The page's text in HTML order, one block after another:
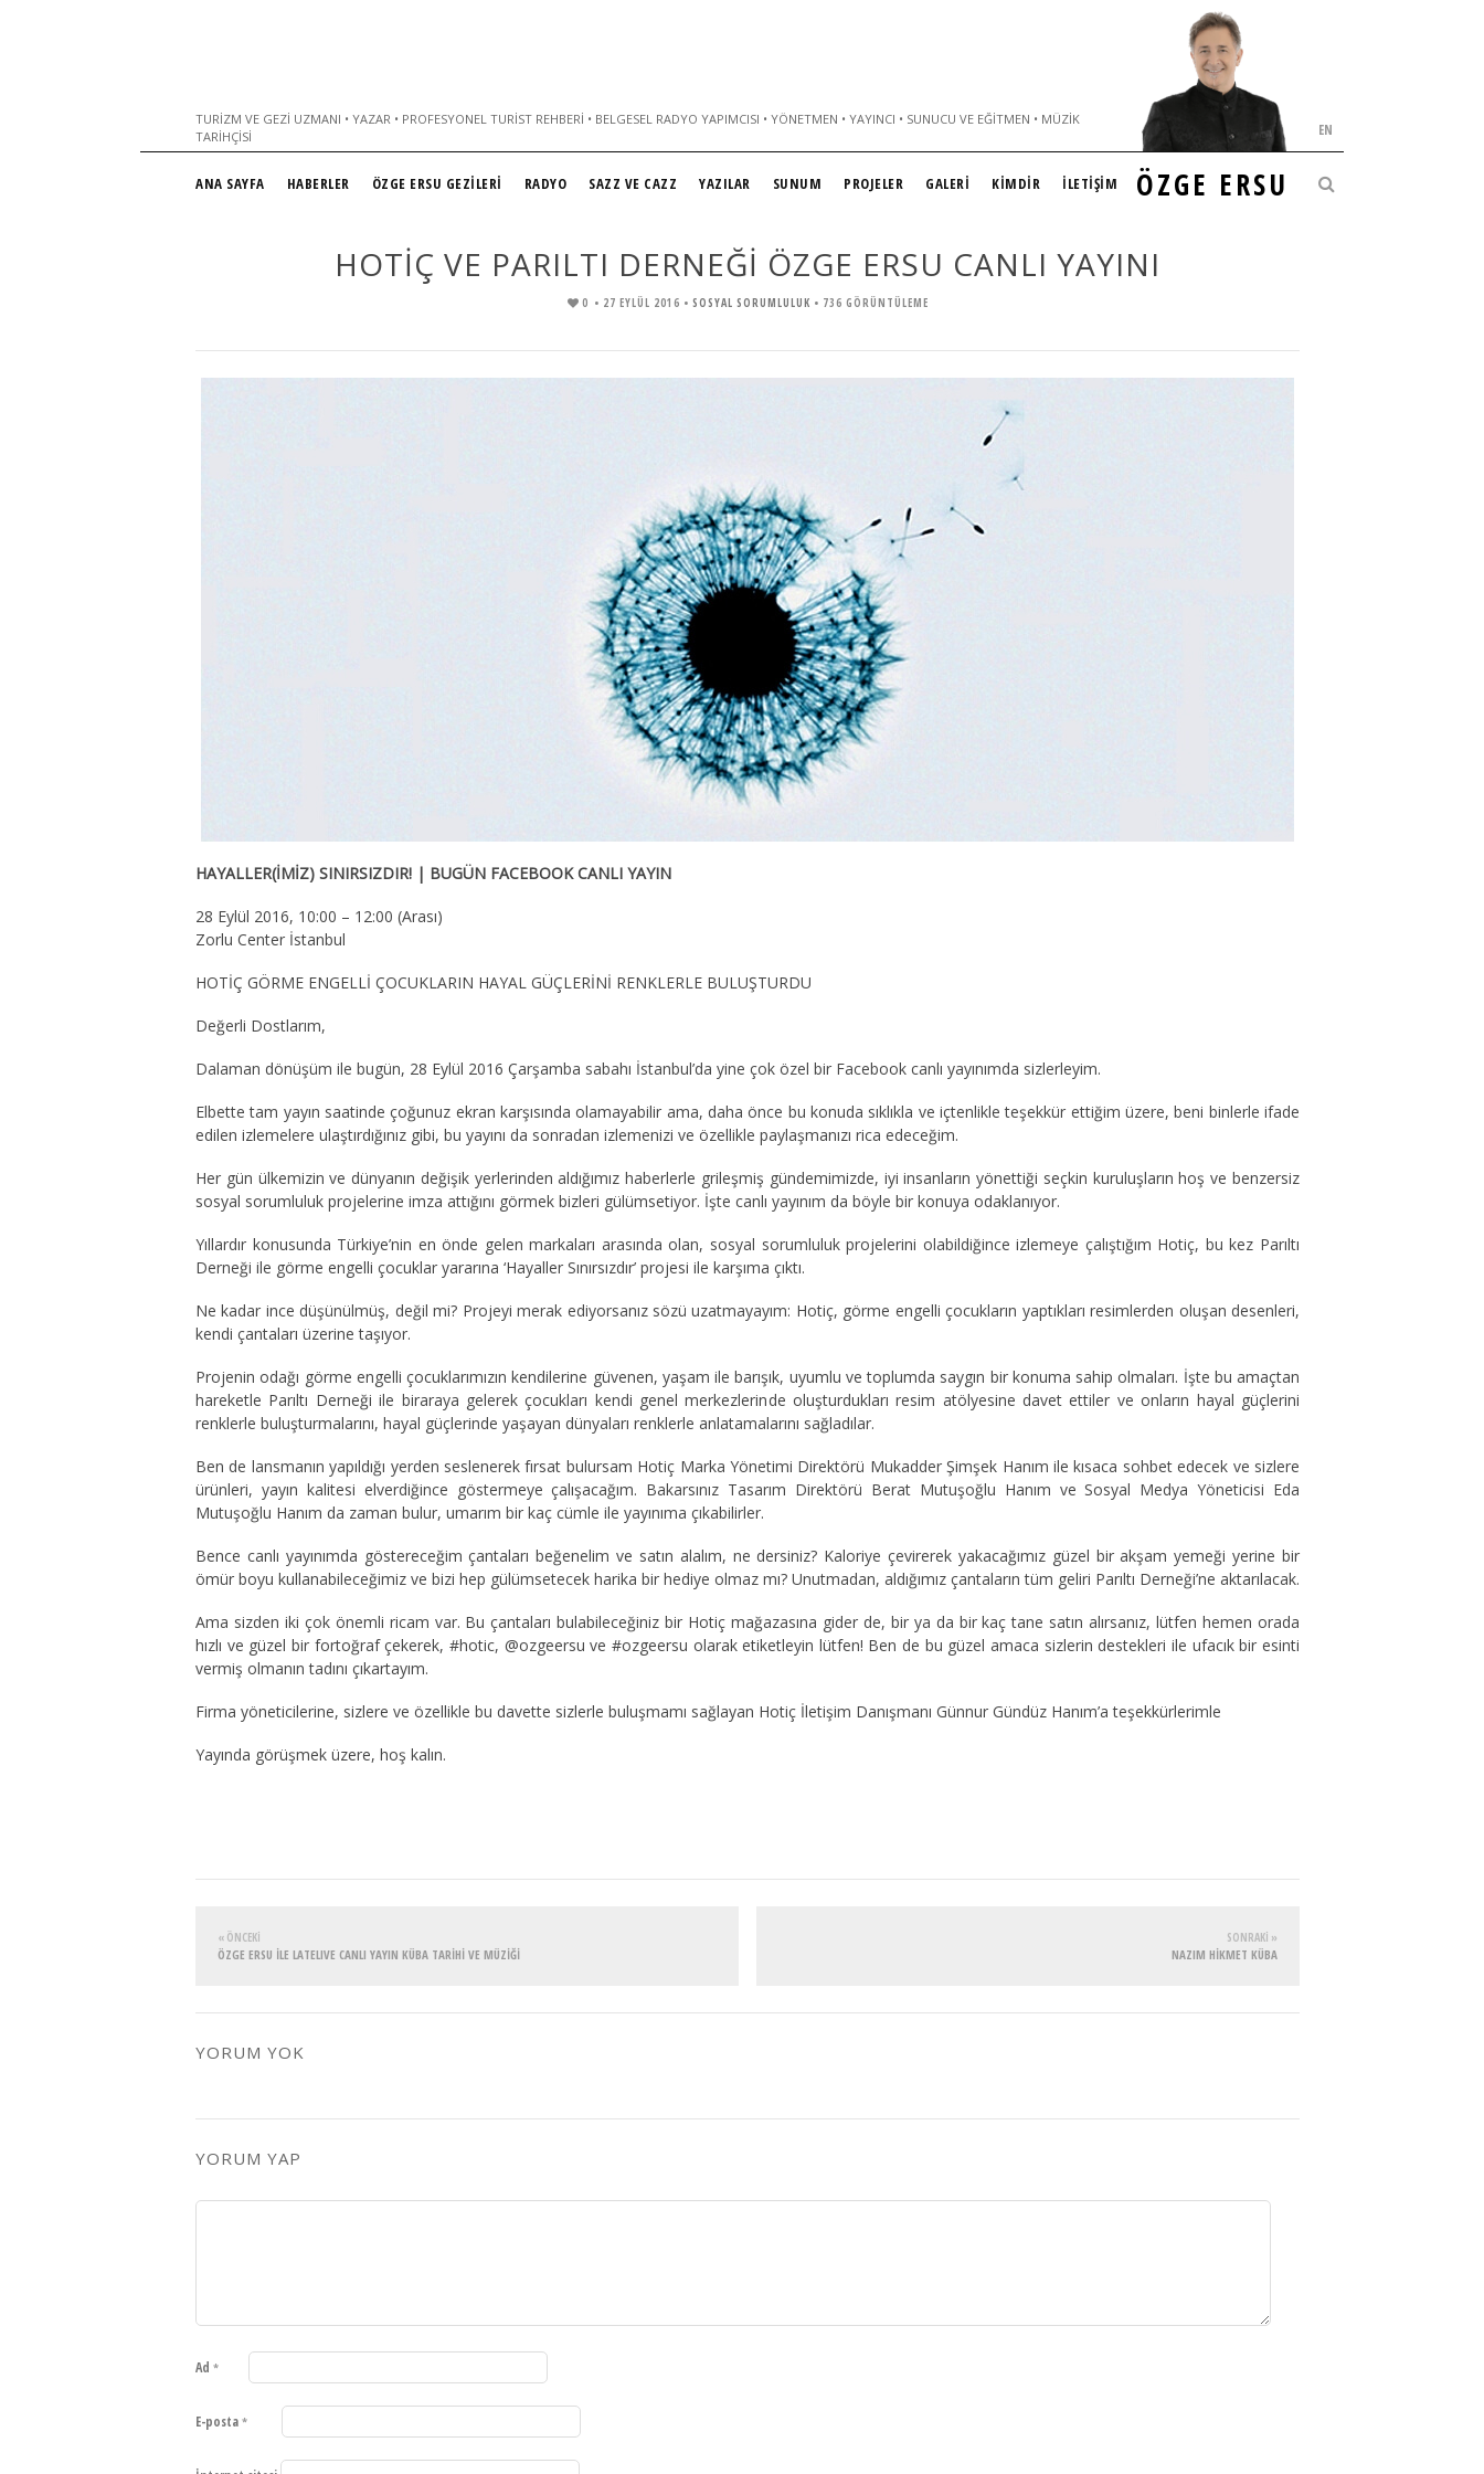
TURIZM VE GEZI UZMANI • YAZAR • PROFESYONEL TURIST REHBERI • BELGESEL RADYO YAPIMCISI • YÖNETMEN • YAYINCI • SUNUCU VE EĞITMEN • MÜZIK
TARIHÇISI
ÖZGE ERSU
EN
ANA SAYFA HABERLER ÖZGE ERSU GEZİLERİ RADYO SAZZ VE CAZZ YAZILAR SUNUM PROJELER GALERİ KİMDİR İLETİŞİM
HOTİÇ VE PARILTI DERNEĞİ ÖZGE ERSU CANLI YAYINI
0 • 27 EYLÜL 2016 • SOSYAL SORUMLULUK • 736 GÖRÜNTÜLEME
HAYALLER(İMİZ) SINIRSIZDIR! | BUGÜN FACEBOOK CANLI YAYIN
28 Eylül 2016, 10:00 – 12:00 (Arası)
Zorlu Center İstanbul
HOTİÇ GÖRME ENGELLİ ÇOCUKLARIN HAYAL GÜÇLERİNİ RENKLERLE BULUŞTURDU
Değerli Dostlarım,
Dalaman dönüşüm ile bugün, 28 Eylül 2016 Çarşamba sabahı İstanbul’da yine çok özel bir Facebook canlı yayınımda sizlerleyim.
Elbette tam yayın saatinde çoğunuz ekran karşısında olamayabilir ama, daha önce bu konuda sıklıkla ve içtenlikle teşekkür ettiğim üzere, beni binlerle ifade
edilen izlemelere ulaştırdığınız gibi, bu yayını da sonradan izlemenizi ve özellikle paylaşmanızı rica edeceğim.
Her gün ülkemizin ve dünyanın değişik yerlerinden aldığımız haberlerle grileşmiş gündemimizde, iyi insanların yönettiği seçkin kuruluşların hoş ve benzersiz
sosyal sorumluluk projelerine imza attığını görmek bizleri gülümsetiyor. İşte canlı yayınım da böyle bir konuya odaklanıyor.
Yıllardır konusunda Türkiye’nin en önde gelen markaları arasında olan, sosyal sorumluluk projelerini olabildiğince izlemeye çalıştığım Hotiç, bu kez Parıltı
Derneği ile görme engelli çocuklar yararına ‘Hayaller Sınırsızdır’ projesi ile karşıma çıktı.
Ne kadar ince düşünülmüş, değil mi? Projeyi merak ediyorsanız sözü uzatmayayım: Hotiç, görme engelli çocukların yaptıkları resimlerden oluşan desenleri,
kendi çantaları üzerine taşıyor.
Projenin odağı görme engelli çocuklarımızın kendilerine güvenen, yaşam ile barışık, uyumlu ve toplumda saygın bir konuma sahip olmaları. İşte bu amaçtan
hareketle Parıltı Derneği ile biraraya gelerek çocukları kendi genel merkezlerinde oluşturdukları resim atölyesine davet ettiler ve onların hayal güçlerini
renklerle buluşturmalarını, hayal güçlerinde yaşayan dünyaları renklerle anlatamalarını sağladılar.
Ben de lansmanın yapıldığı yerden seslenerek fırsat bulursam Hotiç Marka Yönetimi Direktörü Mukadder Şimşek Hanım ile kısaca sohbet edecek ve sizlere
ürünleri, yayın kalitesi elverdiğince göstermeye çalışacağım. Bakarsınız Tasarım Direktörü Berat Mutuşoğlu Hanım ve Sosyal Medya Yöneticisi Eda
Mutuşoğlu Hanım da zaman bulur, umarım bir kaç cümle ile yayınıma çıkabilirler.
Bence canlı yayınımda göstereceğim çantaları beğenelim ve satın alalım, ne dersiniz? Kaloriye çevirerek yakacağımız güzel bir akşam yemeği yerine bir
ömür boyu kullanabileceğimiz ve bizi hep gülümsetecek harika bir hediye olmaz mı? Unutmadan, aldığımız çantaların tüm geliri Parıltı Derneği’ne aktarılacak.
Ama sizden iki çok önemli ricam var. Bu çantaları bulabileceğiniz bir Hotiç mağazasına gider de, bir ya da bir kaç tane satın alırsanız, lütfen hemen orada
hızlı ve güzel bir fortoğraf çekerek, #hotic, @ozgeersu ve #ozgeersu olarak etiketleyin lütfen! Ben de bu güzel amaca sizlerin destekleri ile ufacık bir esinti
vermiş olmanın tadını çıkartayım.
Firma yöneticilerine, sizlere ve özellikle bu davette sizlerle buluşmamı sağlayan Hotiç İletişim Danışmanı Günnur Gündüz Hanım’a teşekkürlerimle
Yayında görüşmek üzere, hoş kalın.
« ÖNCEKI
ÖZGE ERSU İLE LATELIVE CANLI YAYIN KÜBA TARİHİ VE MÜZİĞİ
SONRAKI »
NAZIM HİKMET KÜBA
YORUM YOK
YORUM YAP
Ad *
E-posta *